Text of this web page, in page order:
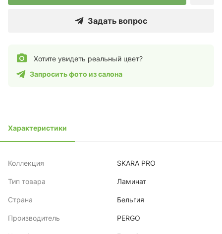
Задать вопрос
Хотите увидеть реальный цвет?
Запросить фото из салона
Характеристики
Коллекция SKARA PRO
Тип товара Ламинат
Страна Бельгия
Производитель PERGO